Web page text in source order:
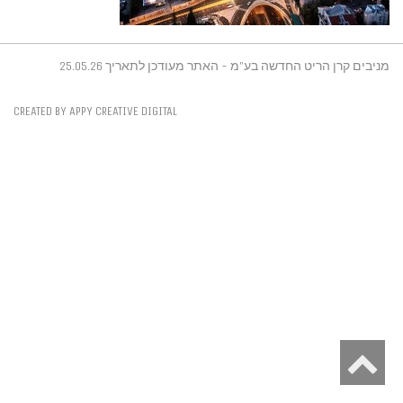
מניבים קרן הריט החדשה בע"מ - האתר מעודכן לתאריך 25.05.26
CREATED BY APPY CREATIVE DIGITAL
לראש